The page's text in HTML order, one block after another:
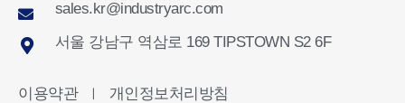
sales.kr@industryarc.com
서울 강남구 역삼로 169 TIPSTOWN S2 6F
이용약관 ㅣ 개인정보처리방침